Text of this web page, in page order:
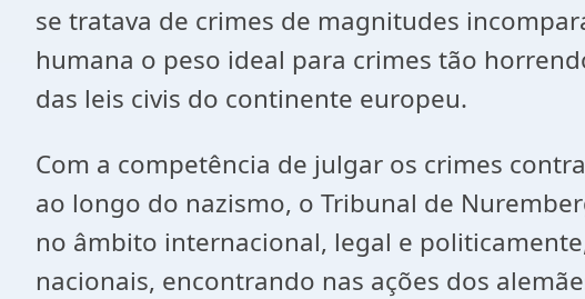
se tratava de crimes de magnitudes
humana o peso ideal para crimes tão
das leis civis do continente europeu.
Com a competência de julgar os crimes
ao longo do nazismo, o Tribunal de
no âmbito internacional, legal e
nacionais, encontrando nas ações dos